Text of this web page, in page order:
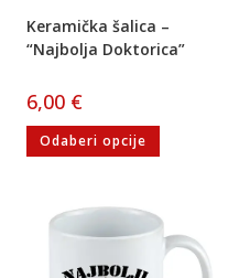
Keramička šalica –
“Najbolja Doktorica”
6,00 €
Odaberi opcije